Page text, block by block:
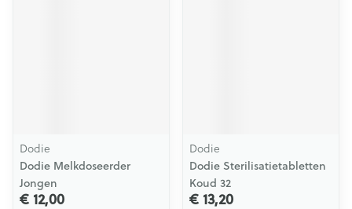
Dodie
Dodie Melkdoseerder
Jongen
€ 12,00
Dodie
Dodie Sterilisatietabletten
Koud 32
€ 13,20